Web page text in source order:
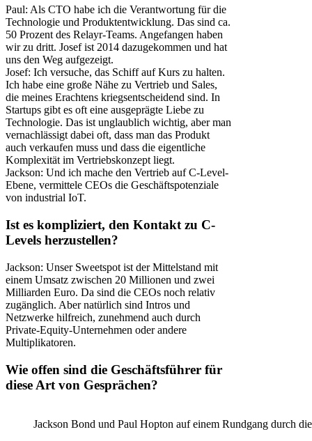
Paul: Als CTO habe ich die Verantwortung für die
Technologie und Produktentwicklung. Das sind ca.
50 Prozent des Relayr-Teams. Angefangen haben
wir zu dritt. Josef ist 2014 dazugekommen und hat
uns den Weg aufgezeigt.
Josef: Ich versuche, das Schiff auf Kurs zu halten.
Ich habe eine große Nähe zu Vertrieb und Sales,
die meines Erachtens kriegsentscheidend sind. In
Startups gibt es oft eine ausgeprägte Liebe zu
Technologie. Das ist unglaublich wichtig, aber man
vernachlässigt dabei oft, dass man das Produkt
auch verkaufen muss und dass die eigentliche
Komplexität im Vertriebskonzept liegt.
Jackson: Und ich mache den Vertrieb auf C-Level-
Ebene, vermittele CEOs die Geschäftspotenziale
von industrial IoT.
Ist es kompliziert, den Kontakt zu C-
Levels herzustellen?
Jackson: Unser Sweetspot ist der Mittelstand mit
einem Umsatz zwischen 20 Millionen und zwei
Milliarden Euro. Da sind die CEOs noch relativ
zugänglich. Aber natürlich sind Intros und
Netzwerke hilfreich, zunehmend auch durch
Private-Equity-Unternehmen oder andere
Multiplikatoren.
Wie offen sind die Geschäftsführer für
diese Art von Gesprächen?
Jackson Bond und Paul Hopton auf einem Rundgang durch